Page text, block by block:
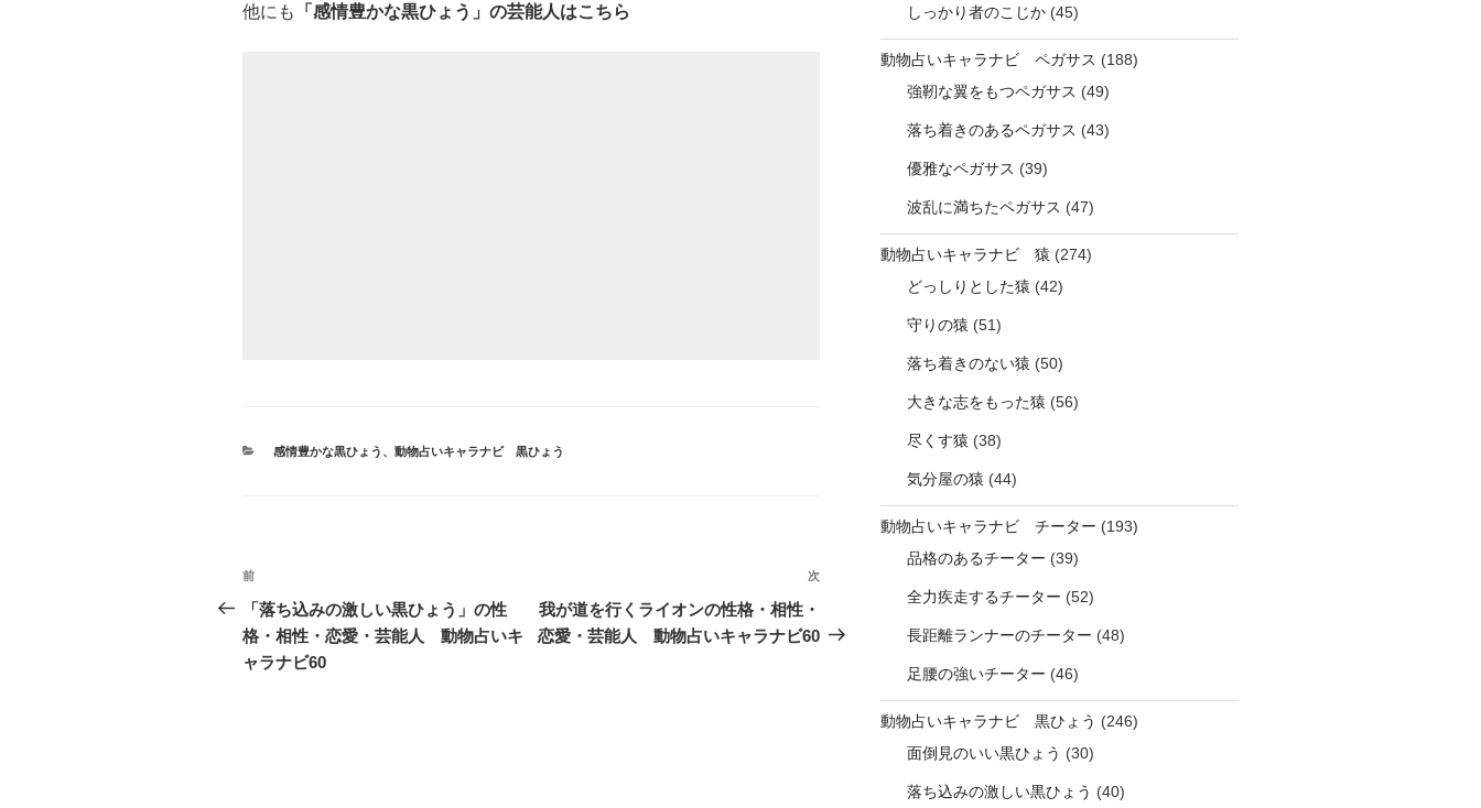
他にも 「感情豊かな黒ひょう」の芸能人はこちら
カ
感情豊かな黒ひょう 、 動物占いキャラナビ 黒ひょう
投
稿
ナ
前
の
投
稿
前
「落ち込みの激しい黒ひょう」の性
格・相性・恋愛・芸能人 動物占いキ
ャラナビ60
次
投
次
我が道を行くライオンの性格・相性・
恋愛・芸能人 動物占いキャラナビ60
しっかり者のこじか(45)
動物占いキャラナビ ペガサス (188)
強靭な翼をもつペガサス (49)
落ち着きのあるペガサス (43)
優雅なペガサス (39)
波乱に満ちたペガサス (47)
動物占いキャラナビ 猿 (274)
どっしりとした猿 (42)
守りの猿 (51)
落ち着きのない猿 (50)
大きな志をもった猿 (56)
尽くす猿 (38)
気分屋の猿 (44)
動物占いキャラナビ チーター (193)
品格のあるチーター (39)
全力疾走するチーター (52)
長距離ランナーのチーター (48)
足腰の強いチーター (46)
動物占いキャラナビ 黒ひょう (246)
面倒見のいい黒ひょう (30)
落ち込みの激しい黒ひょう (40)